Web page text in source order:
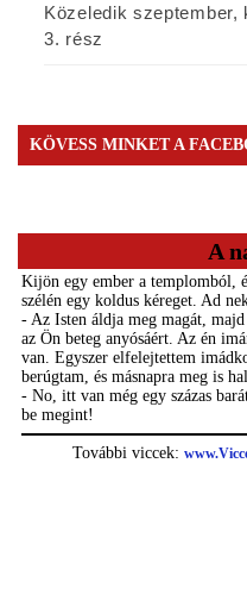
Közeledik
3. rész
KÖVESS MINKET A
A